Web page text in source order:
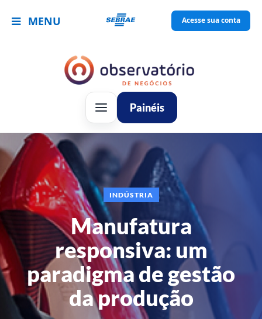
MENU Acesse sua conta
Painéis
INDÚSTRIA
Manufatura
responsiva: um
paradigma de gestão
da produção